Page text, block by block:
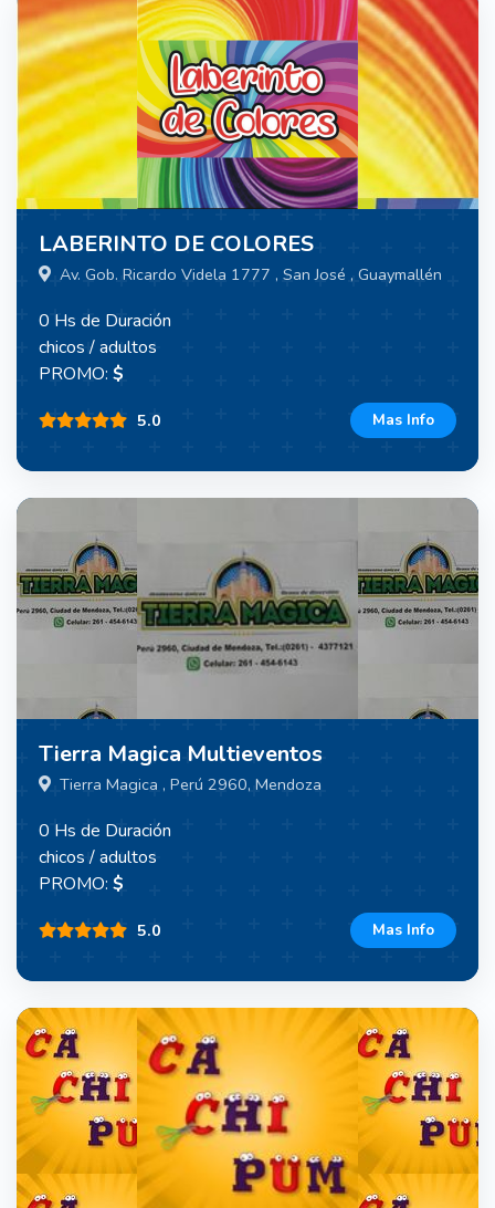
LABERINTO DE COLORES
Av. Gob. Ricardo Videla 1777 , San José , Guaymallén
0 Hs de Duración
chicos / adultos
PROMO: $
5.0 Mas Info
Tierra Magica Multieventos
Tierra Magica , Perú 2960, Mendoza
0 Hs de Duración
chicos / adultos
PROMO: $
5.0 Mas Info